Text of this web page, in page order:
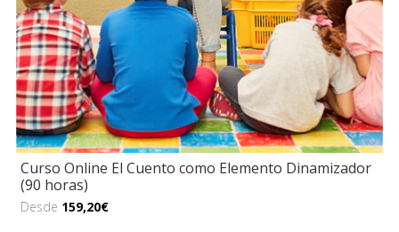
Curso Online El Cuento como Elemento Dinamizador
(90 horas)
Desde 159,20€